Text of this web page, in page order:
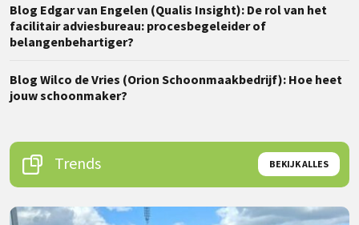
Blog Edgar van Engelen (Qualis Insight): De rol van het
facilitair adviesbureau: procesbegeleider of
belangenbehartiger?
Blog Wilco de Vries (Orion Schoonmaakbedrijf): Hoe heet
jouw schoonmaker?
Trends BEKIJK ALLES